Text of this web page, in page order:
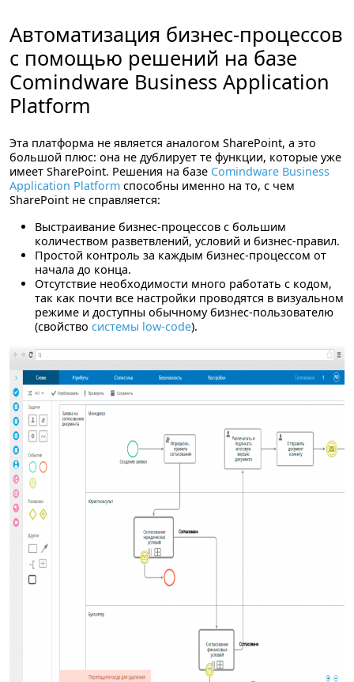
Автоматизация бизнес-процессов
с помощью решений на базе
Comindware Business Application
Platform
Эта платформа не является аналогом SharePoint, а это
большой плюс: она не дублирует те функции, которые уже
имеет SharePoint. Решения на базе Comindware Business
Application Platform способны именно на то, с чем
SharePoint не справляется:
Выстраивание бизнес-процессов с большим
количеством разветвлений, условий и бизнес-правил.
Простой контроль за каждым бизнес-процессом от
начала до конца.
Отсутствие необходимости много работать с кодом,
так как почти все настройки проводятся в визуальном
режиме и доступны обычному бизнес-пользователю
(свойство системы low-code).